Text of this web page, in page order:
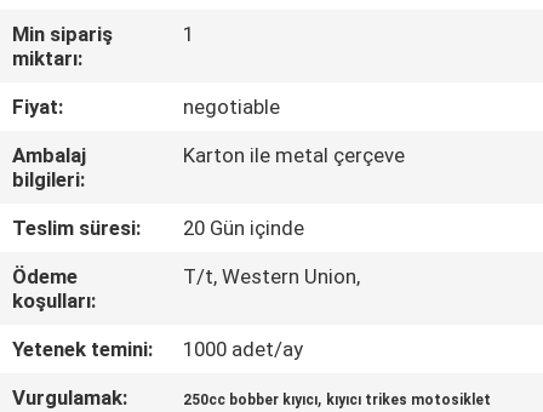
KONTROL
BIZIMLE
ILETIŞIME
GEÇIN
BIR
Min sipariş
miktarı:
1
Fiyat:
negotiable
Ambalaj
bilgileri:
Karton ile metal çerçeve
Teslim süresi:
20 Gün içinde
Ödeme
koşulları:
T/t, Western Union,
Yetenek temini:
1000 adet/ay
Vurgulamak:
250cc bobber kıyıcı, kıyıcı trikes motosiklet